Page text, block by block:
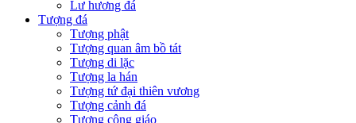
Lư hương đá
Tượng đá
Tượng phật
Tượng quan âm bồ tát
Tượng di lặc
Tượng la hán
Tượng tứ đại thiên vương
Tượng cảnh đá
Tượng công giáo